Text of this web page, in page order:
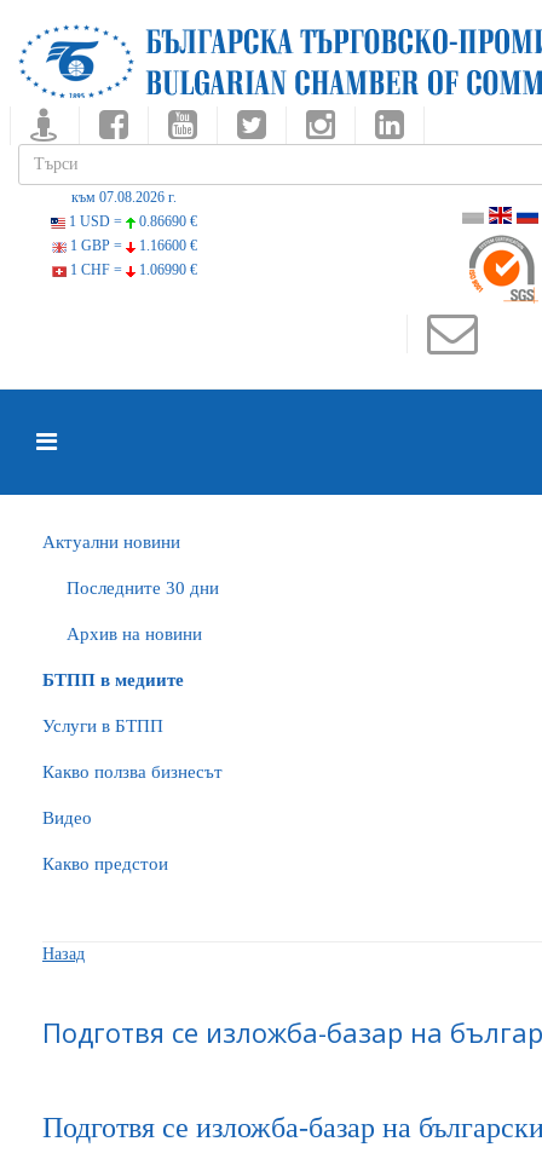
към 07.08.2026 г.
1 USD =
0.86690 €
1 GBP =
1.16600 €
1 CHF =
1.06990 €
Актуални новини
Последните 30 дни
Архив на новини
БTПП в медиите
Услуги в БТПП
Какво ползва бизнесът
Видео
Какво предстои
Назад
Подготвя се изложба-базар на
Подготвя се изложба-базар на